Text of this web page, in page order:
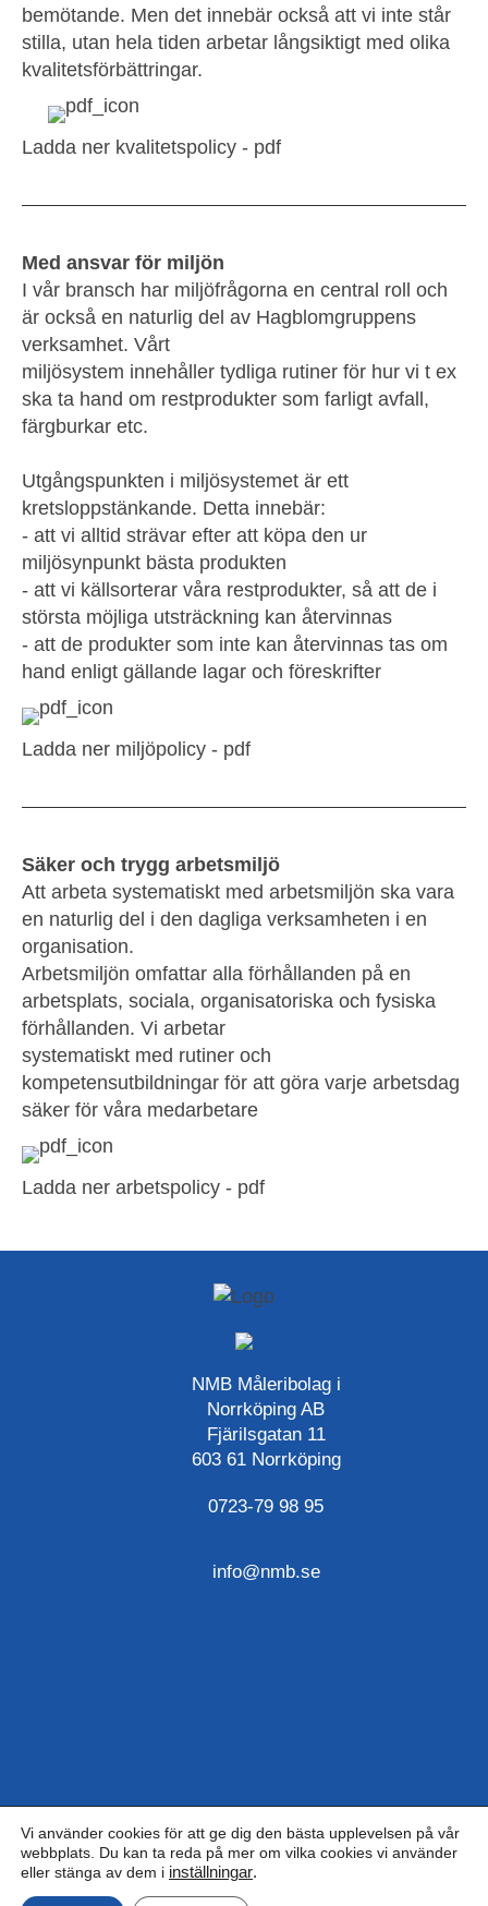
bemötande. Men det innebär också att vi inte står
stilla, utan hela tiden arbetar långsiktigt med olika
kvalitetsförbättringar.
Ladda ner kvalitetspolicy - pdf
Med ansvar för miljön
I vår bransch har miljöfrågorna en central roll och
är också en naturlig del av Hagblomgruppens
verksamhet. Vårt
miljösystem innehåller tydliga rutiner för hur vi t ex
ska ta hand om restprodukter som farligt avfall,
färgburkar etc.
Utgångspunkten i miljösystemet är ett
kretsloppstänkande. Detta innebär:
- att vi alltid strävar efter att köpa den ur
miljösynpunkt bästa produkten
- att vi källsorterar våra restprodukter, så att de i
största möjliga utsträckning kan återvinnas
- att de produkter som inte kan återvinnas tas om
hand enligt gällande lagar och föreskrifter
Ladda ner miljöpolicy - pdf
Säker och trygg arbetsmiljö
Att arbeta systematiskt med arbetsmiljön ska vara
en naturlig del i den dagliga verksamheten i en
organisation.
Arbetsmiljön omfattar alla förhållanden på en
arbetsplats, sociala, organisatoriska och fysiska
förhållanden. Vi arbetar
systematiskt med rutiner och
kompetensutbildningar för att göra varje arbetsdag
säker för våra medarbetare
Ladda ner arbetspolicy - pdf
NMB Måleribolag i
Norrköping AB
Fjärilsgatan 11
603 61 Norrköping
0723-79 98 95
info@nmb.se
Vi använder cookies för att ge dig den bästa upplevelsen på vår
webbplats. Du kan ta reda på mer om vilka cookies vi använder
eller stänga av dem i inställningar.